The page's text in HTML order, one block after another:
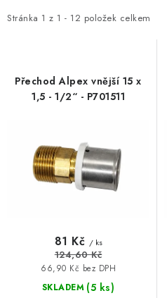
O NÁS
DOPRAVA A PLATBA
MOJE OBJEDNÁVKA
Hodnocení obchodu
Kontakt
Obchodní podmínky
Podmínky ochrany osobních údajů
i
Stránka 1 z 1 - 12 položek celkem
e
pPřechod Alpex vnější 15 x
1,5 - 1/2“ - P701511
SKLADEM (5 ks)
66,90 Kč bez DPH
81 Kč / ks
124,60 Kč